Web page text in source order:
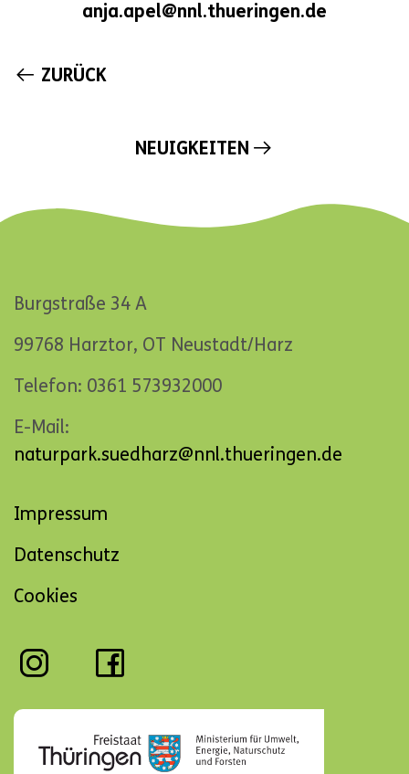
anja.apel@nnl.thueringen.de
ZURÜCK
NEUIGKEITEN
Burgstraße 34 A
99768 Harztor, OT Neustadt/Harz
Telefon: 0361 573932000
E-Mail:
naturpark.suedharz@nnl.thueringen.de
Navigation
Impressum
Datenschutz
Cookies